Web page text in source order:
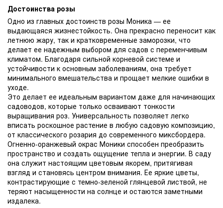
Достоинства розы
Одно из главных достоинств розы Моника — ее
выдающаяся жизнестойкость. Она прекрасно переносит как
летнюю жару, так и кратковременные заморозки, что
делает ее надежным выбором для садов с переменчивым
климатом. Благодаря сильной корневой системе и
устойчивости к основным заболеваниям, она требует
минимального вмешательства и прощает мелкие ошибки в
уходе.
Это делает ее идеальным вариантом даже для начинающих
садоводов, которые только осваивают тонкости
выращивания роз. Универсальность позволяет легко
вписать роскошное растение в любую садовую композицию,
от классического розария до современного миксбордера.
Огненно-оранжевый окрас Моники способен преобразить
пространство и создать ощущение тепла и энергии. В саду
она служит настоящим цветовым якорем, притягивая
взгляд и становясь центром внимания. Ее яркие цветы,
контрастирующие с темно-зеленой глянцевой листвой, не
теряют насыщенности на солнце и остаются заметными
издалека.